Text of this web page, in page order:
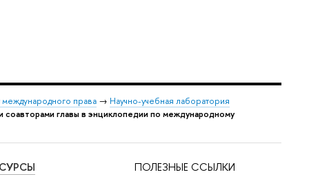
права → Научно-учебная лаборатория
главы в энциклопедии по международному
ПОЛЕЗНЫЕ ССЫЛКИ